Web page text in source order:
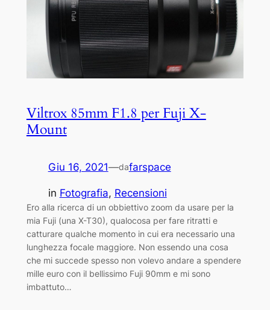
Viltrox 85mm F1.8 per Fuji X-
Mount
Giu 16, 2021—dafarspace
in Fotografia, Recensioni
Ero alla ricerca di un obbiettivo zoom da usare per la
mia Fuji (una X-T30), qualocosa per fare ritratti e
catturare qualche momento in cui era necessario una
lunghezza focale maggiore. Non essendo una cosa
che mi succede spesso non volevo andare a spendere
mille euro con il bellissimo Fuji 90mm e mi sono
imbattuto…